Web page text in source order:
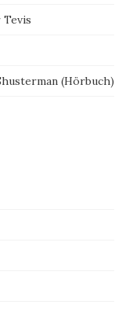
(Hörbuch)